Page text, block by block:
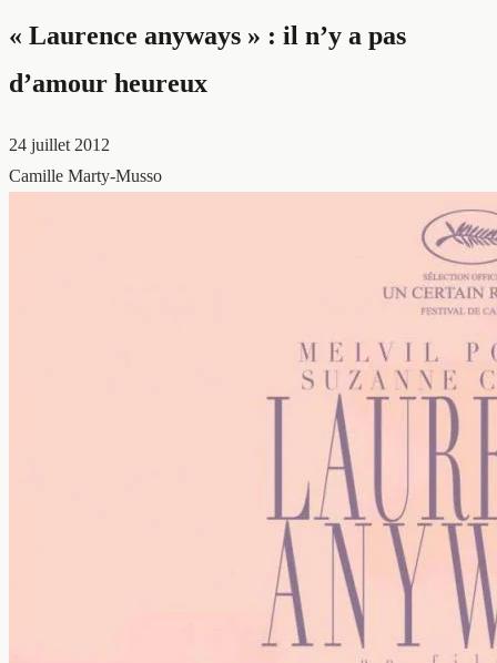
« Laurence anyways » : il n’y a pas
d’amour heureux
24 juillet 2012
Camille Marty-Musso